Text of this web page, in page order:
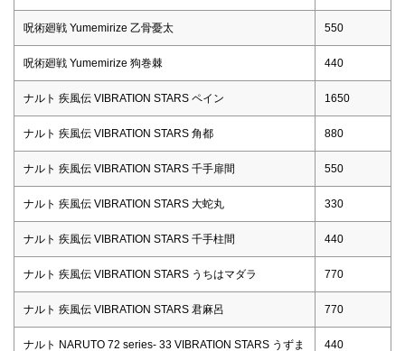
呪術廻戦 Yumemirize 乙骨憂太 550
呪術廻戦 Yumemirize 狗巻棘 440
ナルト 疾風伝 VIBRATION STARS ペイン 1650
ナルト 疾風伝 VIBRATION STARS 角都 880
ナルト 疾風伝 VIBRATION STARS 千手扉間 550
ナルト 疾風伝 VIBRATION STARS 大蛇丸 330
ナルト 疾風伝 VIBRATION STARS 千手柱間 440
ナルト 疾風伝 VIBRATION STARS うちはマダラ 770
ナルト 疾風伝 VIBRATION STARS 君麻呂 770
ナルト NARUTO 72 series- 33 VIBRATION STARS うずま
440